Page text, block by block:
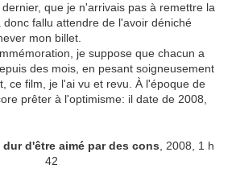
que je n'arrivais pas à remettre la
donc fallu attendre de l'avoir déniché
mon billet.
je suppose que chacun a
des mois, en pesant soigneusement
ce film, je l'ai vu et revu. À l'époque de
prêter à l'optimisme: il date de 2008,
dur d'être aimé par des cons , 2008, 1 h
42